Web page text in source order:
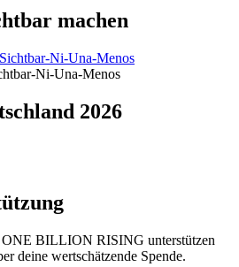
machen
Ni-Una-Menos
2026
BILLION RISING unterstützen
deine wertschätzende Spende.